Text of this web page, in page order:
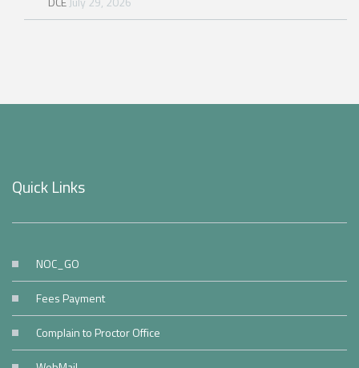
Quick Links
NOC_GO
Fees Payment
Complain to Proctor Office